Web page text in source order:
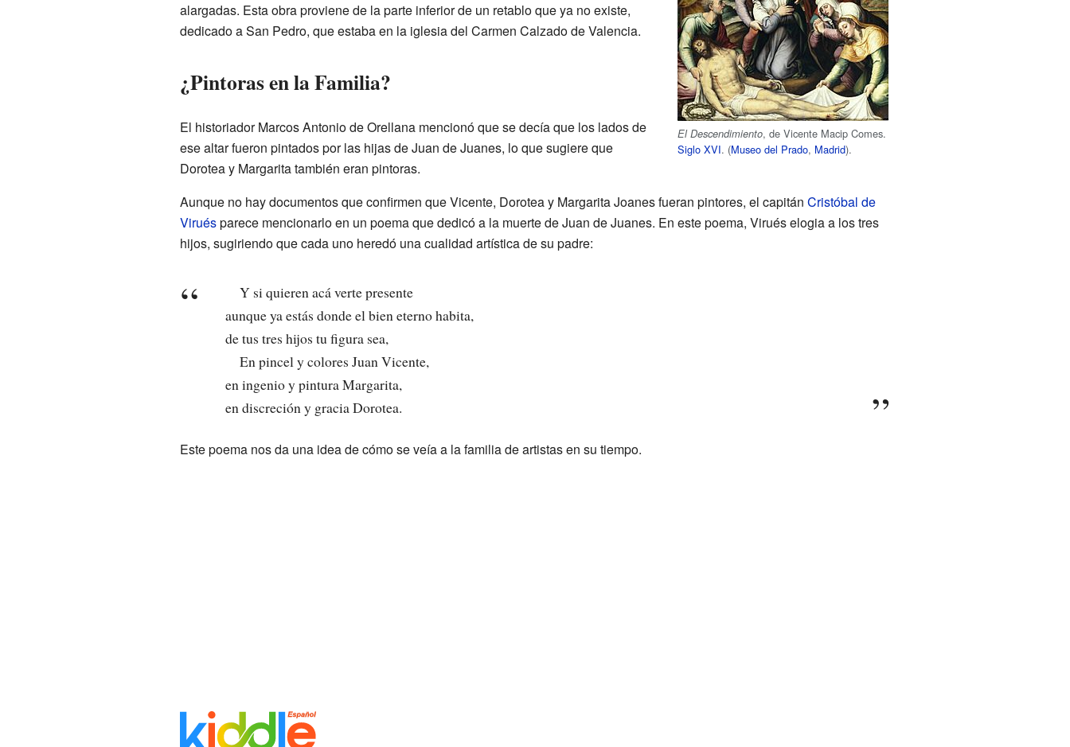
El Descendimiento, de Vicente Macip Comes.
Siglo XVI. (Museo del Prado, Madrid).
alargadas. Esta obra proviene de la parte inferior de un retablo que ya no existe,
dedicado a San Pedro, que estaba en la iglesia del Carmen Calzado de Valencia.
¿Pintoras en la Familia?
El historiador Marcos Antonio de Orellana mencionó que se decía que los lados de
ese altar fueron pintados por las hijas de Juan de Juanes, lo que sugiere que
Dorotea y Margarita también eran pintoras.
Aunque no hay documentos que confirmen que Vicente, Dorotea y Margarita Joanes fueran pintores, el capitán Cristóbal de
Viruésparece mencionarlo en un poema que dedicó a la muerte de Juan de Juanes. En este poema, Virués elogia a los tres
hijos, sugiriendo que cada uno heredó una cualidad artística de su padre:
Y si quieren acá verte presente
aunque ya estás donde el bien eterno habita,
de tus tres hijos tu figura sea,
En pincel y colores Juan Vicente,
en ingenio y pintura Margarita,
en discreción y gracia Dorotea.
Este poema nos da una idea de cómo se veía a la familia de artistas en su tiempo.